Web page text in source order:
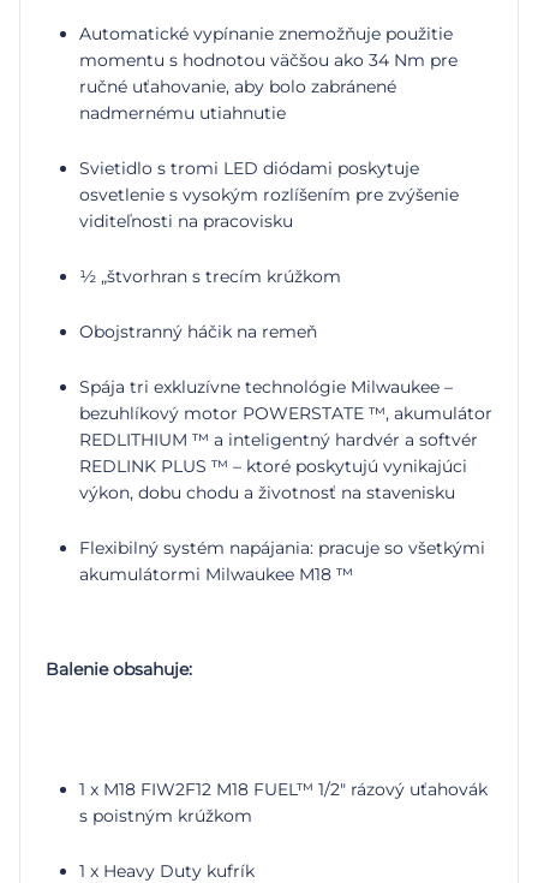
Automatické vypínanie znemožňuje použitie
momentu s hodnotou väčšou ako 34 Nm pre
ručné uťahovanie, aby bolo zabránené
nadmernému utiahnutie
Svietidlo s tromi LED diódami poskytuje
osvetlenie s vysokým rozlíšením pre zvýšenie
viditeľnosti na pracovisku
½ „štvorhran s trecím krúžkom
Obojstranný háčik na remeň
Spája tri exkluzívne technológie Milwaukee –
bezuhlíkový motor POWERSTATE ™, akumulátor
REDLITHIUM ™ a inteligentný hardvér a softvér
REDLINK PLUS ™ – ktoré poskytujú vynikajúci
výkon, dobu chodu a životnosť na stavenisku
Flexibilný systém napájania: pracuje so všetkými
akumulátormi Milwaukee M18 ™
Balenie obsahuje:
1 x M18 FIW2F12 M18 FUEL™ 1/2″ rázový uťahovák
s poistným krúžkom
1 x Heavy Duty kufrík